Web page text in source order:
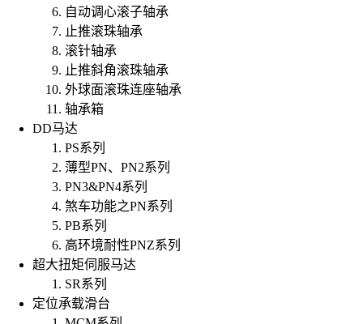
自动调心滚子轴承
止推滚珠轴承
滚针轴承
止推斜角滚珠轴承
外球面滚珠连座轴承
轴承箱
DD马达
PS系列
薄型PN、PN2系列
PN3&PN4系列
煞车功能之PN系列
PB系列
高环境耐性PNZ系列
超大扭矩伺服马达
SR系列
定位承载滑台